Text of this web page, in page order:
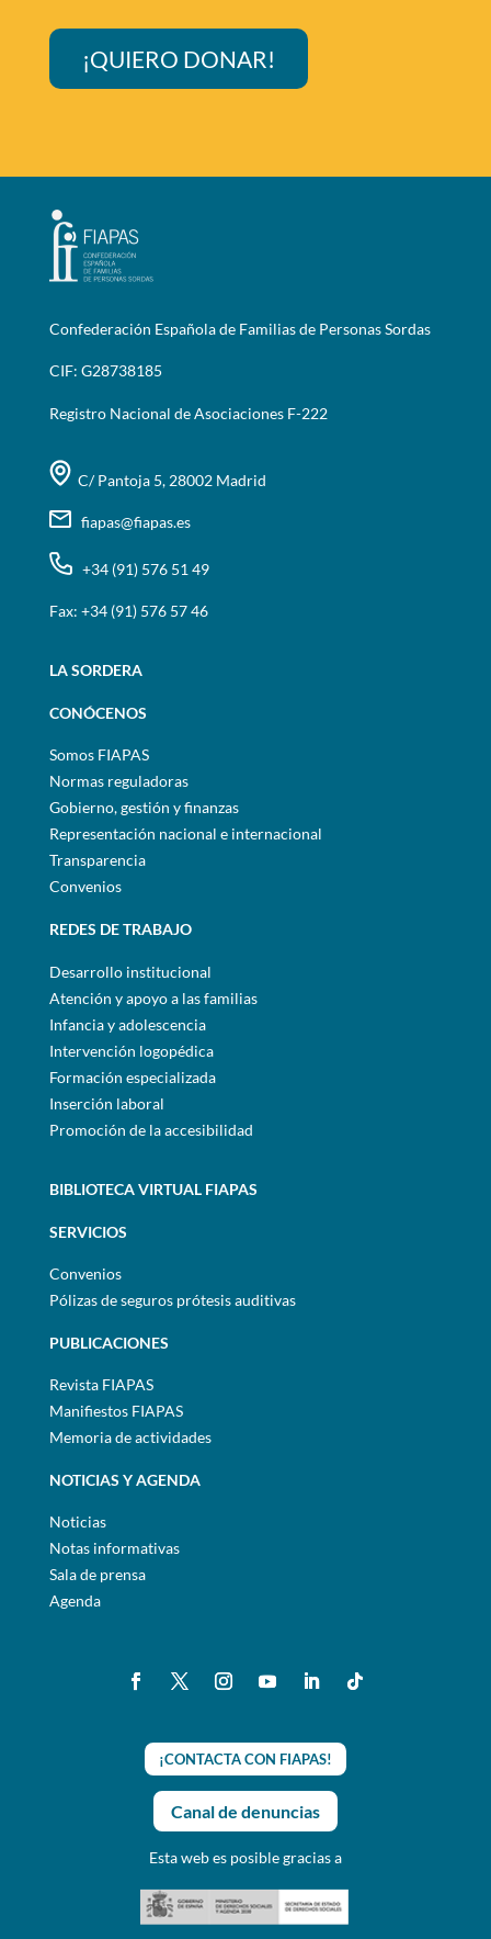
¡QUIERO DONAR!
Confederación Española de Familias de Personas Sordas
CIF: G28738185
Registro Nacional de Asociaciones F-222
C/ Pantoja 5, 28002 Madrid
fiapas@fiapas.es
+34 (91) 576 51 49
Fax: +34 (91) 576 57 46
LA SORDERA
CONÓCENOS
Somos FIAPAS
Normas reguladoras
Gobierno, gestión y finanzas
Representación nacional e internacional
Transparencia
Convenios
REDES DE TRABAJO
Desarrollo institucional
Atención y apoyo a las familias
Infancia y adolescencia
Intervención logopédica
Formación especializada
Inserción laboral
Promoción de la accesibilidad
BIBLIOTECA VIRTUAL FIAPAS
SERVICIOS
Convenios
Pólizas de seguros prótesis auditivas
PUBLICACIONES
Revista FIAPAS
Manifiestos FIAPAS
Memoria de actividades
NOTICIAS Y AGENDA
Noticias
Notas informativas
Sala de prensa
Agenda
¡CONTACTA CON FIAPAS!
Canal de denuncias
Esta web es posible gracias a